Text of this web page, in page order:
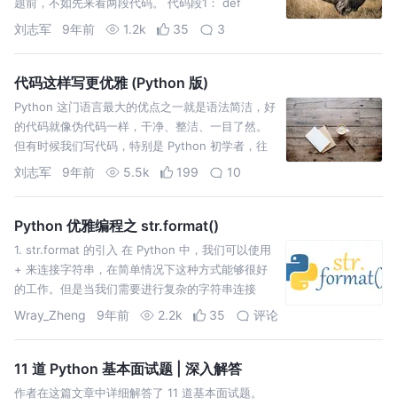
foo(arg): arg = 2 print(arg) a = 1 foo(a) # 输出：
刘志军 9年前 1.2k 35 3
代码这样写更优雅 (Python 版)
Python 这门语言最大的优点之一就是语法简洁，好
的代码就像伪代码一样，干净、整洁、一目了然。
但有时候我们写代码，特别是 Python 初学者，往
往还是按照其它语言的思维习惯来写，那样的写法
刘志军 9年前 5.5k 199 10
Python 优雅编程之 str.format()
1. str.format 的引入 在 Python 中，我们可以使用
+ 来连接字符串，在简单情况下这种方式能够很好
的工作。但是当我们需要进行复杂的字符串连接
时，如果依然使用 + 来完成，不仅会使代码变得晦
Wray_Zheng 9年前 2.2k 35 评论
11 道 Python 基本面试题 | 深入解答
作者在这篇文章中详细解答了 11 道基本面试题。